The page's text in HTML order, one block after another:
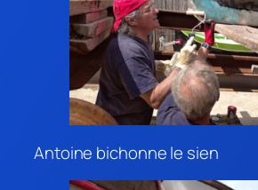
Antoine bichonne le sien